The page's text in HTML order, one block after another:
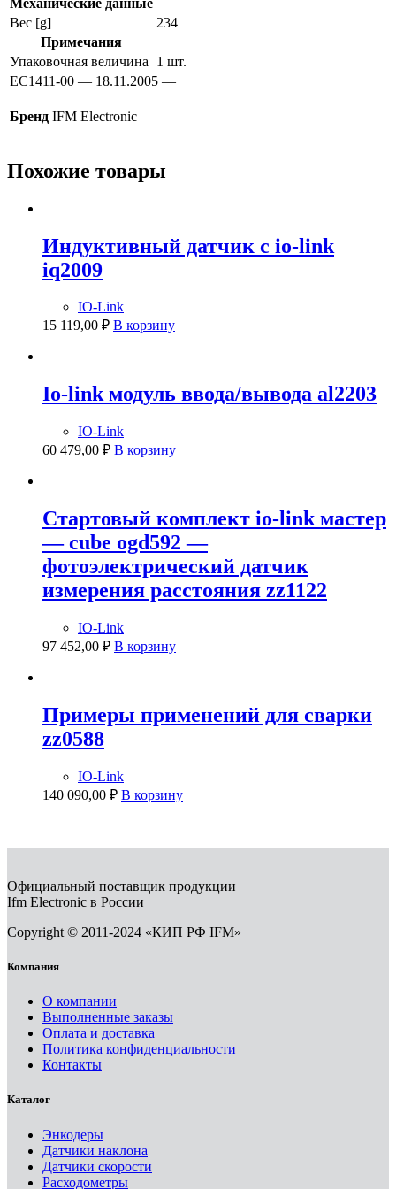
Вес [g]
234
Примечания
Упаковочная величина
1 шт.
EC1411-00 — 18.11.2005 —
Бренд IFM Electronic
Похожие товары
Индуктивный датчик с io-link
iq2009
IO-Link
15 119,00 ₽ В корзину
Io-link модуль ввода/вывода al2203
IO-Link
60 479,00 ₽ В корзину
Стартовый комплект io-link мастер
— cube ogd592 —
фотоэлектрический датчик
измерения расстояния zz1122
IO-Link
97 452,00 ₽ В корзину
Примеры применений для сварки
zz0588
IO-Link
140 090,00 ₽ В корзину
Официальный поставщик продукции
Ifm Electronic в России
Copyright © 2011-2024 «КИП РФ IFM»
Компания
О компании
Выполненные заказы
Оплата и доставка
Политика конфиденциальности
Контакты
Каталог
Энкодеры
Датчики наклона
Датчики скорости
Расходометры